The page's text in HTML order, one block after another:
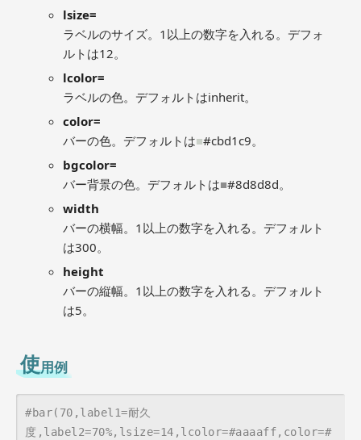
lsize=
ラベルのサイズ。1以上の数字を入れる。デフォ
ルトは12。
lcolor=
ラベルの色。デフォルトはinherit。
color=
バーの色。デフォルトは■#cbd1c9。
bgcolor=
バー背景の色。デフォルトは■#8d8d8d。
width
バーの横幅。1以上の数字を入れる。デフォルト
は300。
height
バーの縦幅。1以上の数字を入れる。デフォルト
は5。
使用例
#bar(70,label1=耐久
度,label2=70%,lsize=14,lcolor=#aaaaff,color=#